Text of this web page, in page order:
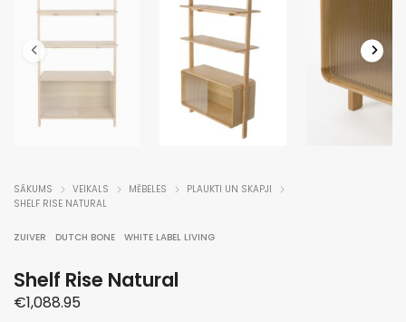
SĀKUMS VEIKALS MĒBELES
PLAUKTI UN SKAPJI
SHELF RISE NATURAL
ZUIVER DUTCH BONE WHITE LABEL LIVING
Shelf Rise Natural
€1,088.95